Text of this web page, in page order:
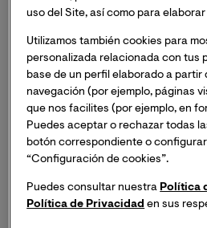
todas, sin incluir a las personas
Desde la Universidad
entendemos la diversidad, en
como un valor central de
institucional. El intercambio de
y el aprender de las vivencias y
están en el corazón de la
Sabemos que nuestras
hacen mejores y amplían
uso del Site, así como para
Utilizamos también cookies para
personalizada relacionada con tus
base de un perfil elaborado a partir
navegación (por ejemplo, páginas
que nos facilites (por ejemplo, en
Puedes aceptar o rechazar todas
botón correspondiente o
“Configuración de cookies”.
Puedes consultar nuestra Política
Política de Privacidad en sus